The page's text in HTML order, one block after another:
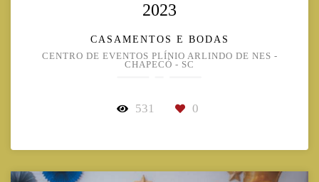
2023
CASAMENTOS E BODAS
CENTRO DE EVENTOS PLÍNIO ARLINDO DE NES -
CHAPECÓ - SC
531 0